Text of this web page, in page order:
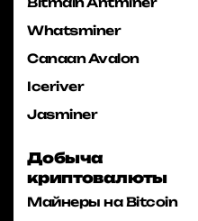
Whatsminer
Canaan Avalon
Iceriver
Jasminer
Добыча
криптовалюты
Майнеры на Bitcoin